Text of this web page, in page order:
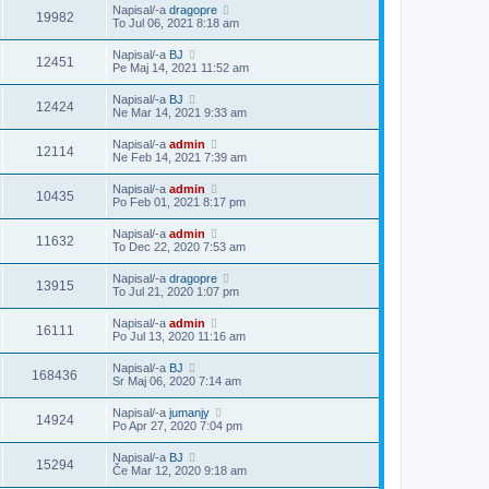
19982 Napisal/-a dragopre
To Jul 06, 2021 8:18 am
12451 Napisal/-a BJ
Pe Maj 14, 2021 11:52 am
12424 Napisal/-a BJ
Ne Mar 14, 2021 9:33 am
12114 Napisal/-a admin
Ne Feb 14, 2021 7:39 am
10435 Napisal/-a admin
Po Feb 01, 2021 8:17 pm
11632 Napisal/-a admin
To Dec 22, 2020 7:53 am
13915 Napisal/-a dragopre
To Jul 21, 2020 1:07 pm
16111 Napisal/-a admin
Po Jul 13, 2020 11:16 am
168436 Napisal/-a BJ
Sr Maj 06, 2020 7:14 am
14924 Napisal/-a jumanjy
Po Apr 27, 2020 7:04 pm
15294 Napisal/-a BJ
Če Mar 12, 2020 9:18 am